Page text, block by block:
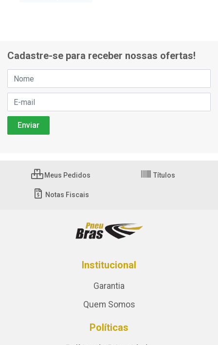
Cadastre-se para receber nossas ofertas!
Meus Pedidos Títulos
Notas Fiscais
Institucional
Garantia
Quem Somos
Políticas